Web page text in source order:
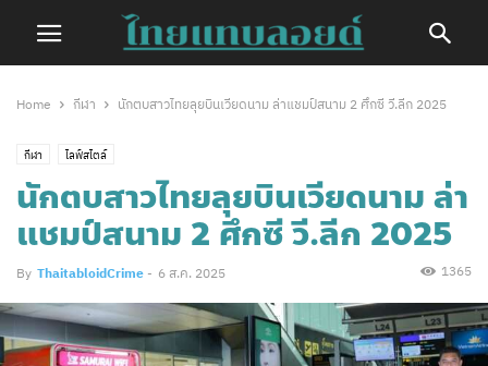
Home กีฬา นักตบสาวไทยลุยบินเวียดนาม ล่าแชมป์สนาม 2 ศึก​ซี วี.ลีก 2025
กีฬา ไลฟ์สไตล์
นักตบสาวไทยลุยบินเวียดนาม ล่า
แชมป์สนาม 2 ศึก​ซี วี.ลีก 2025
By ThaitabloidCrime - 6 ส.ค. 2025 1365